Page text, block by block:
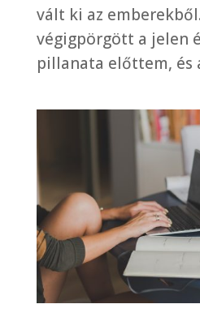
vált ki az
végigpörgött a jelen
pillanata előttem, és